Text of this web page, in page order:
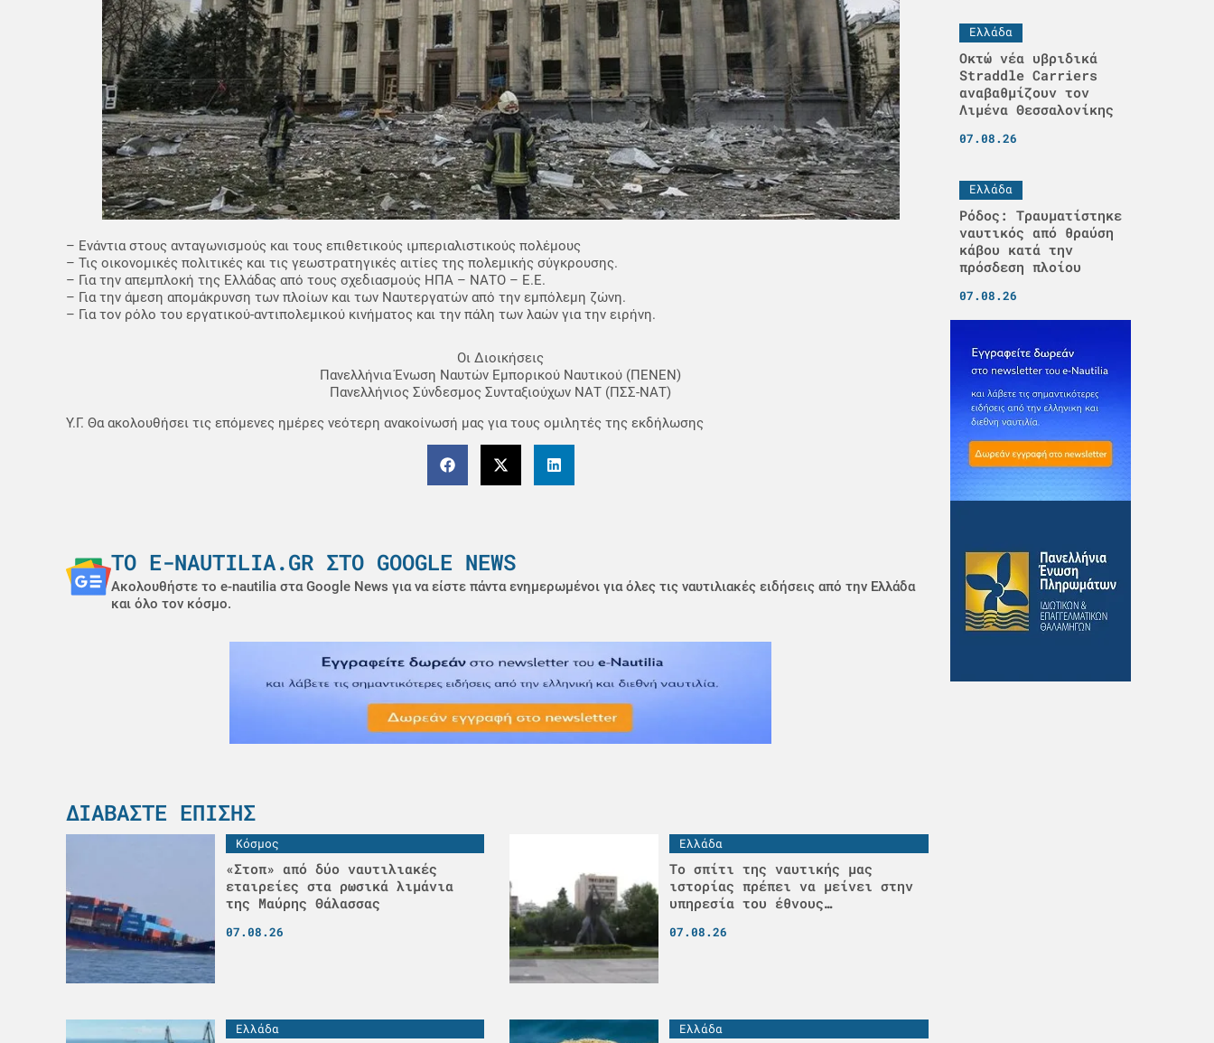
– Ενάντια στους ανταγωνισμούς και τους επιθετικούς ιμπεριαλιστικούς πολέμους
– Τις οικονομικές πολιτικές και τις γεωστρατηγικές αιτίες της πολεμικής σύγκρουσης.
– Για την απεμπλοκή της Ελλάδας από τους σχεδιασμούς ΗΠΑ – ΝΑΤΟ – Ε.Ε.
– Για την άμεση απομάκρυνση των πλοίων και των Ναυτεργατών από την εμπόλεμη ζώνη.
– Για τον ρόλο του εργατικού-αντιπολεμικού κινήματος και την πάλη των λαών για την ειρήνη.
Οι Διοικήσεις
Πανελλήνια Ένωση Ναυτών Εμπορικού Ναυτικού (ΠΕΝΕΝ)
Πανελλήνιος Σύνδεσμος Συνταξιούχων ΝΑΤ (ΠΣΣ-ΝΑΤ)
Υ.Γ. Θα ακολουθήσει τις επόμενες ημέρες νεότερη ανακοίνωσή μας για τους ομιλητές της εκδήλωσης
ΤΟ E-NAUTILIA.GR ΣΤΟ GOOGLE NEWS
Ακολουθήστε το e-nautilia στα Google News για να είστε πάντα ενημερωμένοι για όλες τις ναυτιλιακές ειδήσεις από την Ελλάδα
και όλο τον κόσμο.
ΔΙΑΒΆΣΤΕ ΕΠΊΣΗΣ
Κόσμος
«Στοπ» από δύο ναυτιλιακές
εταιρείες στα ρωσικά λιμάνια
της Μαύρης Θάλασσας
07.08.26
Ελλάδα
Το σπίτι της ναυτικής μας
ιστορίας πρέπει να μείνει στην
υπηρεσία του έθνους…
07.08.26
Ελλάδα Ελλάδα
Ελλάδα
Οκτώ νέα υβριδικά
Straddle Carriers
αναβαθμίζουν τον
Λιμένα Θεσσαλονίκης
07.08.26
Ελλάδα
Ρόδος: Τραυματίστηκε
ναυτικός από θραύση
κάβου κατά την
πρόσδεση πλοίου
07.08.26